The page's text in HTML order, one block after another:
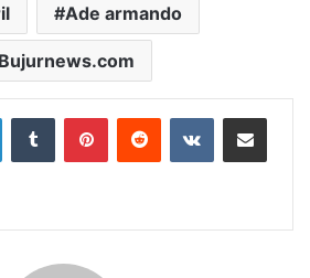
Ade armando
LinkedInTumblr PinterestReddit VKontakteShare via Email